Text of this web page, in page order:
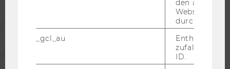
den aktuellen
durch
_gcl_au
Enthält eine
ID.